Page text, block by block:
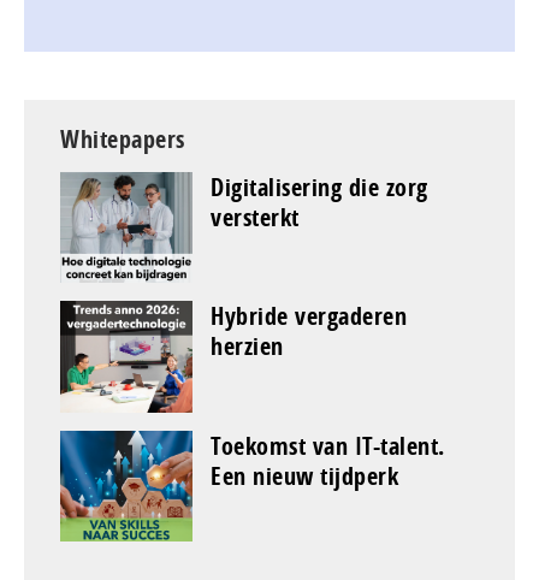
Whitepapers
Digitalisering die zorg
versterkt
Hybride vergaderen
herzien
Toekomst van IT-talent.
Een nieuw tijdperk